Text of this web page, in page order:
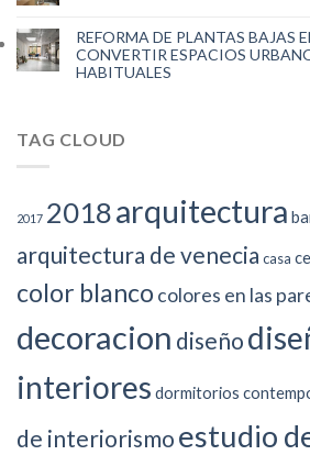
REFORMA DE PLANTAS BAJAS
CONVERTIR ESPACIOS
HABITUALES
TAG CLOUD
2017 2018arquitectura
arquitectura de venecia casa
color blanco colores en las
decoracion diseño
interiores dormitorios
de interiorismo estudio